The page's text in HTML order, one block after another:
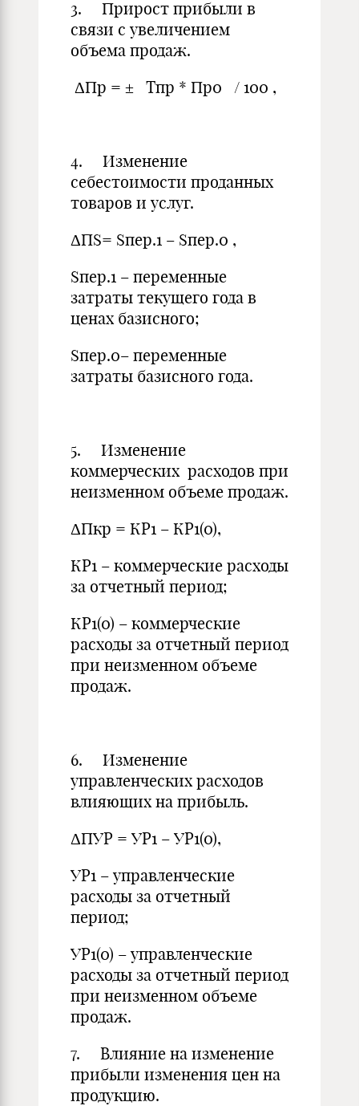
3. Прирост прибыли в
связи с увеличением
объема продаж.
ΔПр = ± Тпр * Пр0 / 100 ,
4. Изменение
себестоимости проданных
товаров и услуг.
ΔПS= Sпер.1 – Sпер.0 ,
Sпер.1 – переменные
затраты текущего года в
ценах базисного;
Sпер.0– переменные
затраты базисного года.
5. Изменение
коммерческих расходов при
неизменном объеме продаж.
ΔПкр = КР1 – КР1(0),
КР1 – коммерческие расходы
за отчетный период;
КР1(0) – коммерческие
расходы за отчетный период
при неизменном объеме
продаж.
6. Изменение
управленческих расходов
влияющих на прибыль.
ΔПУР = УР1 – УР1(0),
УР1 – управленческие
расходы за отчетный
период;
УР1(0) – управленческие
расходы за отчетный период
при неизменном объеме
продаж.
7. Влияние на изменение
прибыли изменения цен на
продукцию.